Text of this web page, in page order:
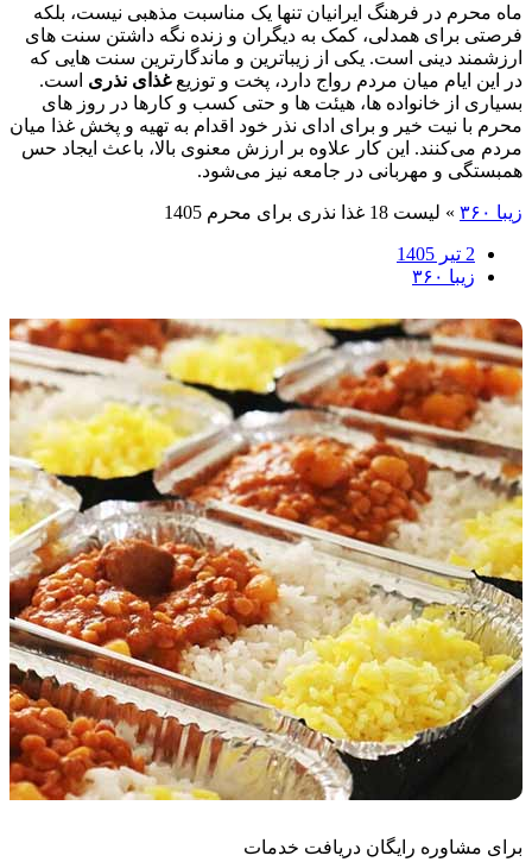
ماه محرم در فرهنگ ایرانیان تنها یک مناسبت مذهبی نیست، بلکه
فرصتی برای همدلی، کمک به دیگران و زنده نگه داشتن سنت‌ های
ارزشمند دینی است. یکی از زیباترین و ماندگارترین سنت‌ هایی که
در این ایام میان مردم رواج دارد، پخت و توزیعغذای نذری است.
بسیاری از خانواده‌ ها، هیئت‌ ها و حتی کسب‌ و کارها در روز های
محرم با نیت خیر و برای ادای نذر خود اقدام به تهیه و پخش غذا میان
مردم می‌کنند. این کار علاوه بر ارزش معنوی بالا، باعث ایجاد حس
همبستگی و مهربانی در جامعه نیز می‌شود.
زیبا ۳۶۰ » لیست 18 غذا نذری برای محرم 1405
2 تیر 1405
زیبا ۳۶۰
برای مشاوره رایگان دریافت خدمات